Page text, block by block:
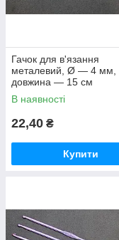
Гачок для в'язання
металевий, Ø — 4 мм,
довжина — 15 см
В наявності
22,40 ₴
Купити